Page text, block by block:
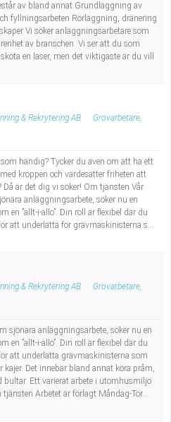
av bland annat Grundläggning av
fyllningsarbeten Rörläggning, dränering
Vi söker anläggningsarbetare som
av branschen. Vi ser att du som
en laser, men det viktigaste är du vill
& Rekrytering AB
Grovarbetare,
händig? Tycker du även om att ha ett
kroppen och värdesätter friheten att
är det dig vi söker! Om tjänsten Vår
anläggningsarbete, söker nu en
en ”allt-i-allo”. Din roll är flexibel där du
att underlätta för grävmaskinisterna s...
& Rekrytering AB
Grovarbetare,
sjönära anläggningsarbete, söker nu en
en ”allt-i-allo”. Din roll är flexibel där du
att underlätta grävmaskinisterna som
kajer. Det innebär bland annat köra pråm,
Ett varierat arbete i utomhusmiljö
Arbetet är förlagt Måndag-Tor...